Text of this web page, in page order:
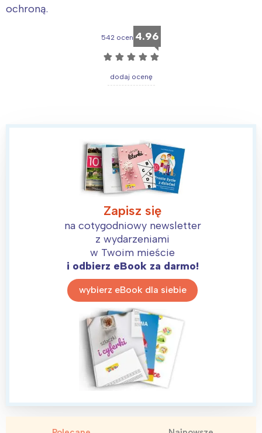
ochroną.
542 ocen 4.96
☆ ☆ ☆ ☆ ☆
dodaj ocenę
Zapisz się
na cotygodniowy newsletter
z wydarzeniami
w Twoim mieście
i odbierz eBook za darmo!
wybierz eBook dla siebie
Interesują mnie wydarzenia z